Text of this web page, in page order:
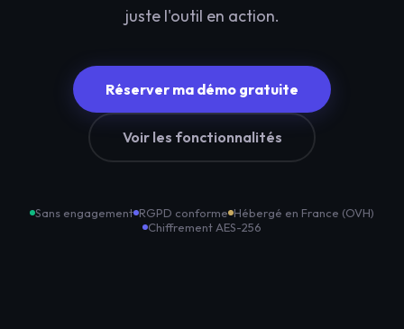
juste l'outil en action.
Réserver ma démo gratuite
Voir les fonctionnalités
Sans engagement RGPD conforme Hébergé en France (OVH)
Chiffrement AES-256